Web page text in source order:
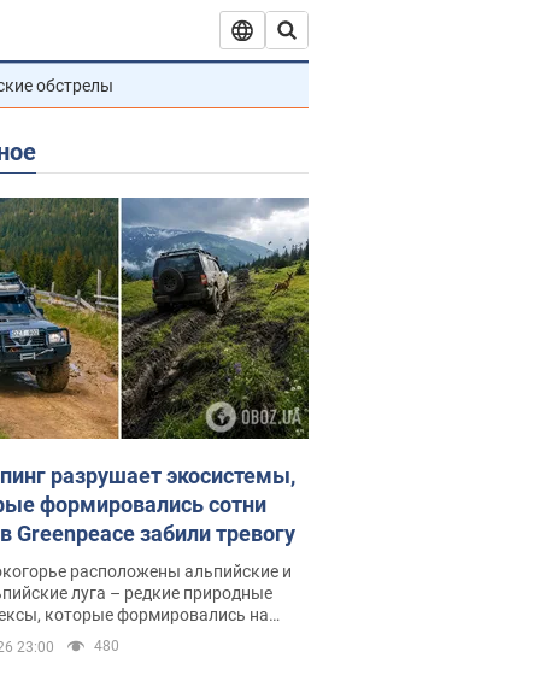
обстрелы
разрушает экосистемы,
формировались сотни
Greenpeace забили тревогу
расположены альпийские и
луга – редкие природные
которые формировались на
сотен лет
23:00 480